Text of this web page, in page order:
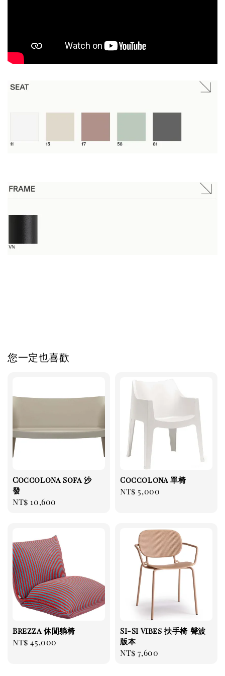
您一定也喜歡
Coccolona Sofa 沙
發
Regular
NT$ 10,600
Coccolona 單椅
Regular
NT$ 5,000
Brezza 休閒躺椅
Regular
NT$ 45,000
Si-Si Vibes 扶手椅 聲波
版本
Regular
NT$ 7,600